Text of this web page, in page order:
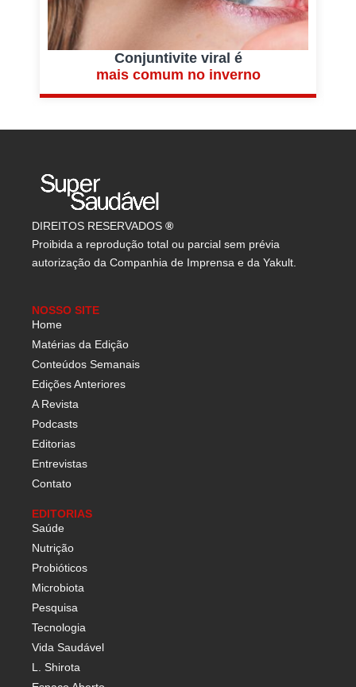
Conjuntivite viral é
mais comum no inverno
DIREITOS RESERVADOS ®
Proibida a reprodução total ou parcial sem prévia
autorização da Companhia de Imprensa e da Yakult.
NOSSO SITE
Home
Matérias da Edição
Conteúdos Semanais
Edições Anteriores
A Revista
Podcasts
Editorias
Entrevistas
Contato
EDITORIAS
Saúde
Nutrição
Probióticos
Microbiota
Pesquisa
Tecnologia
Vida Saudável
L. Shirota